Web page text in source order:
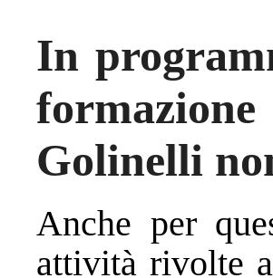
In
Golinelli
Anche per
attività rivolte